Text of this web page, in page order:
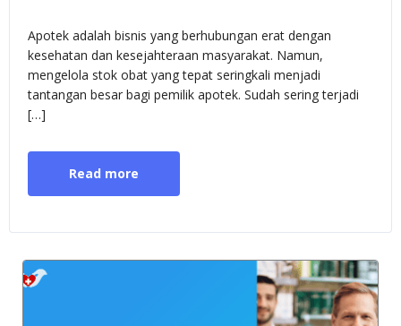
dibutuhin
apotekmu?
Apotek adalah bisnis yang berhubungan erat dengan
kesehatan dan kesejahteraan masyarakat. Namun,
mengelola stok obat yang tepat seringkali menjadi
tantangan besar bagi pemilik apotek. Sudah sering terjadi
[…]
Read more